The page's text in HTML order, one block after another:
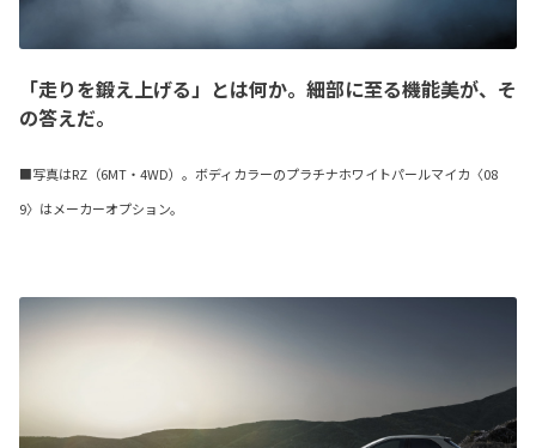
「走りを鍛え上げる」とは何か。細部に至る機能美が、そ
の答えだ。
■写真はRZ（6MT・4WD）。ボディカラーのプラチナホワイトパールマイカ〈08
9〉はメーカーオプション。